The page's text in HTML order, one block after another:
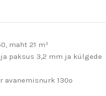
maht 21 m³
paksus 3,2 mm ja külgede
avanemisnurk 130º